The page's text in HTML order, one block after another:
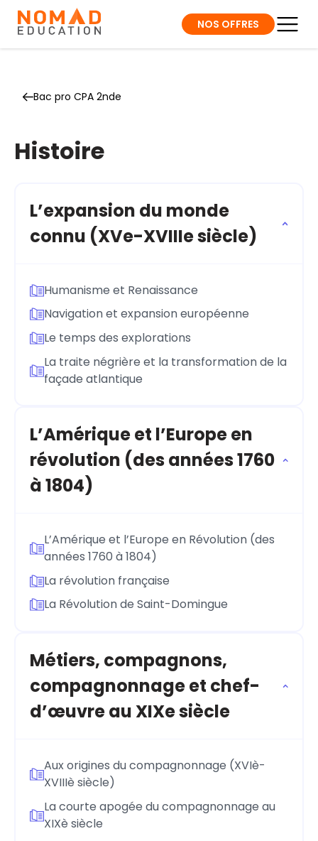
NOS OFFRES
Bac pro CPA 2nde
Histoire
L’expansion du monde
connu (XVe-XVIIIe siècle)
Humanisme et Renaissance
Navigation et expansion européenne
Le temps des explorations
La traite négrière et la transformation de la
façade atlantique
L’Amérique et l’Europe en
révolution (des années 1760
à 1804)
L’Amérique et l’Europe en Révolution (des
années 1760 à 1804)
La révolution française
La Révolution de Saint-Domingue
Métiers, compagnons,
compagnonnage et chef-
d’œuvre au XIXe siècle
Aux origines du compagnonnage (XVIè-
XVIIIè siècle)
La courte apogée du compagnonnage au
XIXè siècle